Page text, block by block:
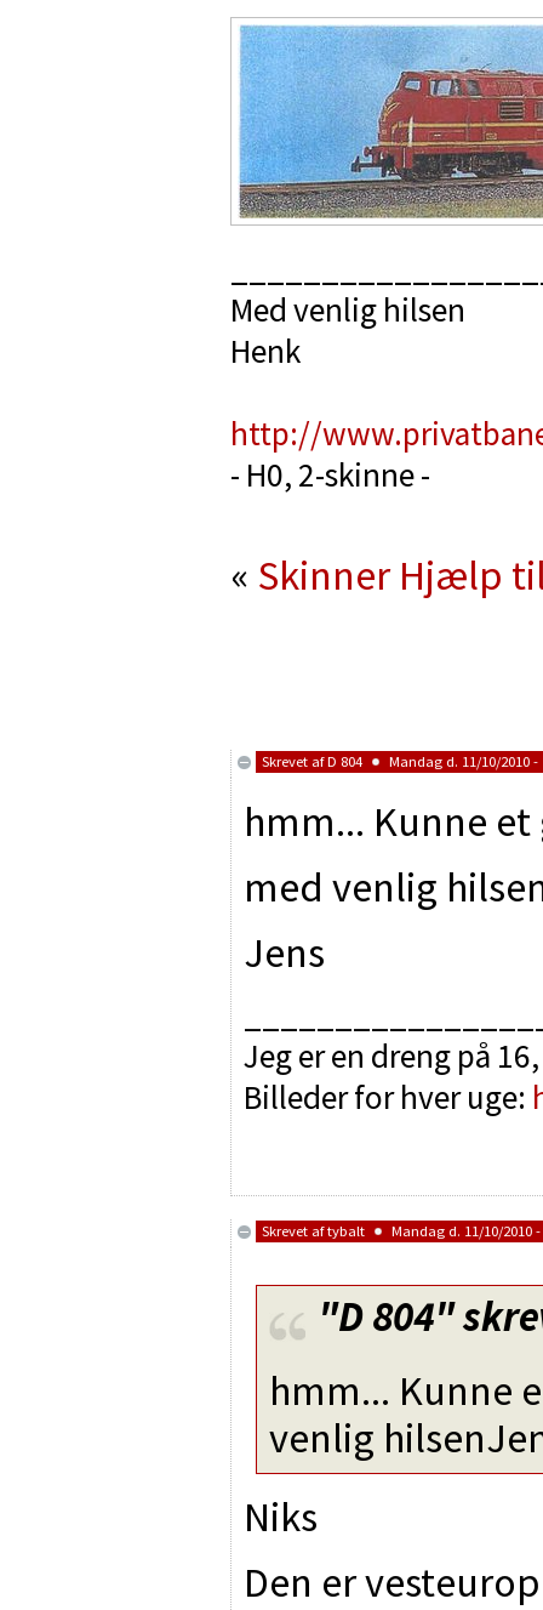
Med venlig hilsen
Henk
http://
- H0, 2-skinne -
« Skinner Hjælp
Skrevet afD 804 Mandag d. 11/10/2010 -
hmm... Kunne
med venlig
Jens
Jeg er en dreng på
Billeder for hver uge:
Skrevet aftybalt Mandag d. 11/10/2010 -
"D 804"
hmm... Kunne
venlig
Niks
Den er